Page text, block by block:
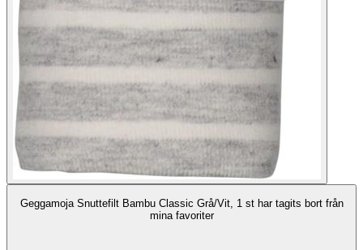
Geggamoja Snuttefilt Bambu Classic Grå/Vit, 1 st har tagits bort från
mina favoriter